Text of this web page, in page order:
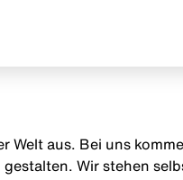
Welt aus. Bei uns
Wir stehen